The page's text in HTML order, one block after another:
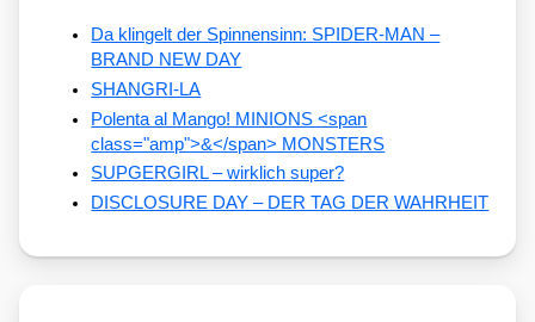
Da klingelt der Spinnensinn: SPIDER-MAN –
BRAND NEW DAY
SHANGRI-LA
Polenta al Mango! MINIONS <span
class="amp">&</span> MONSTERS
SUPGERGIRL – wirklich super?
DISCLOSURE DAY – DER TAG DER WAHRHEIT